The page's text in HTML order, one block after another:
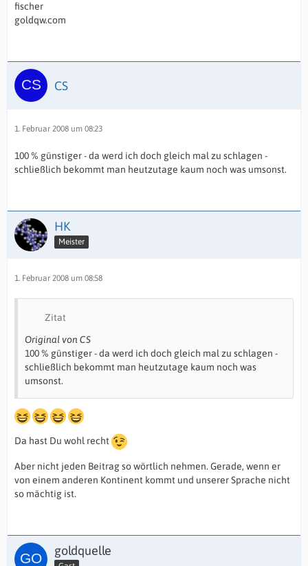
fischer
goldqw.com
CS
1. Februar 2008 um 08:23
100 % günstiger - da werd ich doch gleich mal zu schlagen -
schließlich bekommt man heutzutage kaum noch was umsonst.
HK
Meister
1. Februar 2008 um 08:58
Zitat
Original von CS
100 % günstiger - da werd ich doch gleich mal zu schlagen -
schließlich bekommt man heutzutage kaum noch was
umsonst.
Da hast Du wohl recht
Aber nicht jeden Beitrag so wörtlich nehmen. Gerade, wenn er
von einem anderen Kontinent kommt und unserer Sprache nicht
so mächtig ist.
goldquelle